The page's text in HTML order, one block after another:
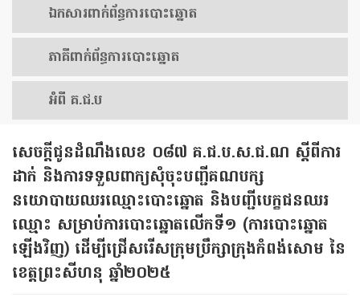
ឯកសារ​ពាក់ព័ន្ធ​ការ​បោះឆ្នោត
​ភាគីពាក់ព័ន្ធ​​ការ​បោះឆ្នោត
អំពី គ.ជ.ប
សេចក្តីជូនដំណឹងលេខ​ ០៨៧​ គ.ជ.ប.ស.ជ.ណ ស្តីពីការ
ដាក់ និងការទទួលពាក្យសុំចុះបញ្ជីគណបក្ស
នយោបាយឈរឈ្មោះបោះឆ្នោត និងបញ្ជីបេក្ខជនឈរ
ឈ្មោះ សម្រាប់ការបោះឆ្នោតលើកទី១ (ការបោះឆ្នោត
ឡើងវិញ) ដើម្បីជ្រើសរើសក្រុមប្រឹក្សាក្រុងកំពង់សោម នៃ
ខេត្តព្រះសីហនុ ឆ្នាំ២០២៥